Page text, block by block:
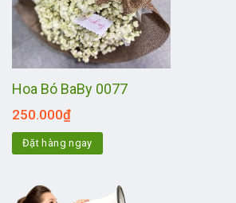
Hoa Bó BaBy 0077
250.000₫
Đặt hàng ngay